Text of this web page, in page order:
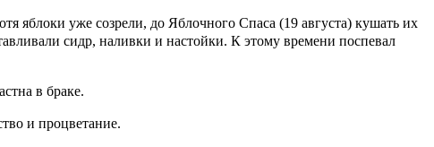
яблоки уже созрели, до Яблочного Спаса (19 августа) кушать их
сидр, наливки и настойки. К этому времени поспевал
в браке.
и процветание.